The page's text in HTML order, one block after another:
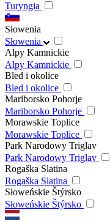
Turyngia
Słowenia
Słowenia
Alpy Kamnickie
Alpy Kamnickie
Bled i okolice
Bled i okolice
Mariborsko Pohorje
Mariborsko Pohorje
Morawskie Toplice
Morawskie Toplice
Park Narodowy Triglav
Park Narodowy Triglav
Rogaška Slatina
Rogaška Slatina
Słoweńskie Štýrsko
Słoweńskie Štýrsko